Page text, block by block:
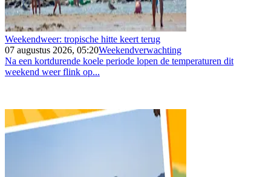
Weekendweer: tropische hitte keert terug
07 augustus 2026, 05:20Weekendverwachting
Na een kortdurende koele periode lopen de temperaturen dit
weekend weer flink op...